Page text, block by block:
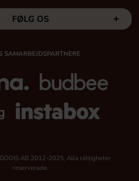
FØLG OS
SAMARBEJDSPARTNERE
AB 2012-2025, Alla rättigheter
reserverade.